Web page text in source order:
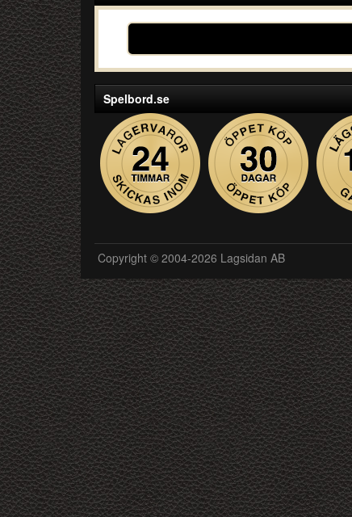
Spelbord.se
Copyright © 2004-2026 Lagsidan AB